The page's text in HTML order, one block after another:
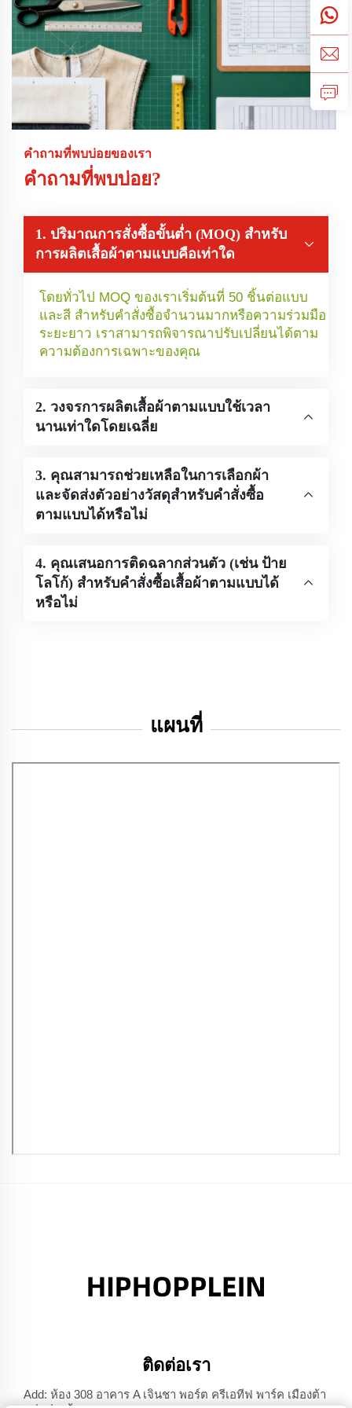
คำถามที่พบบ่อยของเรา
คำถามที่พบบ่อย?
1. ปริมาณการสั่งซื้อขั้นต่ำ (MOQ) สำหรับ
การผลิตเสื้อผ้าตามแบบคือเท่าใด
โดยทั่วไป MOQ ของเราเริ่มต้นที่ 50 ชิ้นต่อแบบ
และสี สำหรับคำสั่งซื้อจำนวนมากหรือความร่วมมือ
ระยะยาว เราสามารถพิจารณาปรับเปลี่ยนได้ตาม
ความต้องการเฉพาะของคุณ
2. วงจรการผลิตเสื้อผ้าตามแบบใช้เวลา
นานเท่าใดโดยเฉลี่ย
3. คุณสามารถช่วยเหลือในการเลือกผ้า
และจัดส่งตัวอย่างวัสดุสำหรับคำสั่งซื้อ
ตามแบบได้หรือไม่
4. คุณเสนอการติดฉลากส่วนตัว (เช่น ป้าย
โลโก้) สำหรับคำสั่งซื้อเสื้อผ้าตามแบบได้
หรือไม่
แผนที่
ติดต่อเรา
Add: ห้อง 308 อาคาร A เจินชา พอร์ต ครีเอทีฟ พาร์ค เมืองต้า